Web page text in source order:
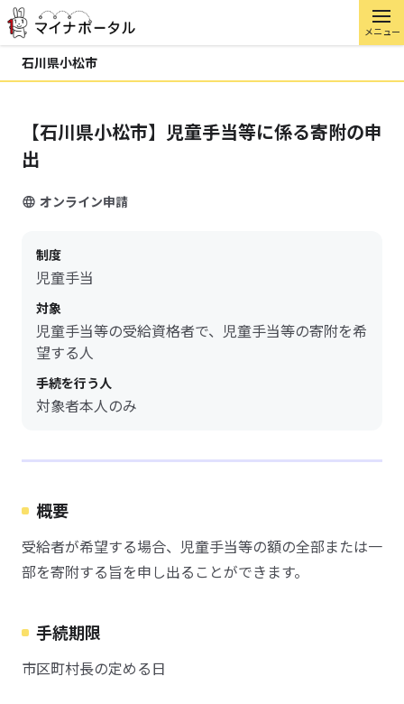
メニュー
石川県小松市
【石川県小松市】児童手当等に係る寄附の申
出
オンライン申請
制度
児童手当
対象
児童手当等の受給資格者で、児童手当等の寄附を希
望する人
手続を行う人
対象者本人のみ
概要
受給者が希望する場合、児童手当等の額の全部または一
部を寄附する旨を申し出ることができます。
手続期限
市区町村長の定める日